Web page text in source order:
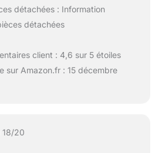
détachées : Information
détachées
client : 4,6 sur 5 étoiles
sur Amazon.fr : 15 décembre
18/20